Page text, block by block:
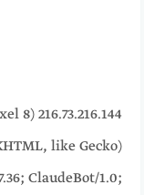
8)
like Gecko)
ClaudeBot/1.0;